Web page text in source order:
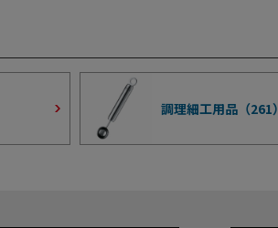
調理細工用品（261）